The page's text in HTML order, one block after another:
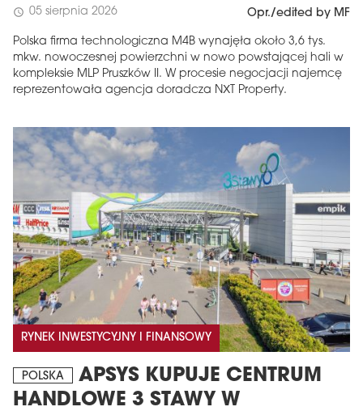
schedule 05 sierpnia 2026 Opr./edited by MF
Polska firma technologiczna M4B wynajęła około 3,6 tys.
mkw. nowoczesnej powierzchni w nowo powstającej hali w
kompleksie MLP Pruszków II. W procesie negocjacji najemcę
reprezentowała agencja doradcza NXT Property.
RYNEK INWESTYCYJNY I FINANSOWY
POLSKA
APSYS KUPUJE CENTRUM
HANDLOWE 3 STAWY W